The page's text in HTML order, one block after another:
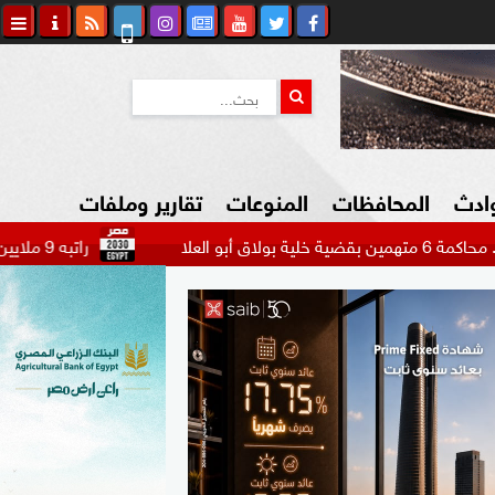
شكاوي المواطن
المحافظات المنوعات
السياحة في مصر
التكنولوجيا
المرأة والأسرة
السيارات
تقارير وملفات
راتبه 9 ملايين دولار.. بيراميدز يتحرك لضم مهاجم الاتحاد السعودي...